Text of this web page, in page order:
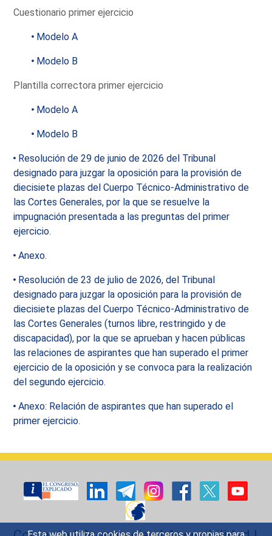
Cuestionario primer ejercicio
Modelo A
Modelo B
Plantilla correctora primer ejercicio
Modelo A
Modelo B
Resolución de 29 de junio de 2026 del Tribunal
designado para juzgar la oposición para la provisión de
diecisiete plazas del Cuerpo Técnico-Administrativo de
las Cortes Generales, por la que se resuelve la
impugnación presentada a las preguntas del primer
ejercicio.
Anexo.
Resolución de 23 de julio de 2026, del Tribunal
designado para juzgar la oposición para la provisión de
diecisiete plazas del Cuerpo Técnico-Administrativo de
las Cortes Generales (turnos libre, restringido y de
discapacidad), por la que se aprueban y hacen públicas
las relaciones de aspirantes que han superado el primer
ejercicio de la oposición y se convoca para la realización
del segundo ejercicio.
Anexo: Relación de aspirantes que han superado el
primer ejercicio.